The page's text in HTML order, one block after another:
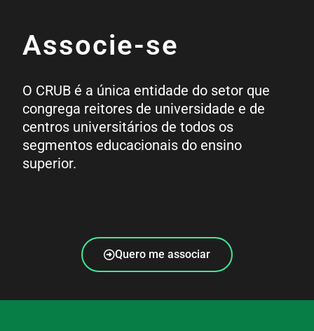
Associe-se
O CRUB é a única entidade do setor que
congrega reitores de universidade e de
centros universitários de todos os
segmentos educacionais do ensino
superior.
Quero me associar